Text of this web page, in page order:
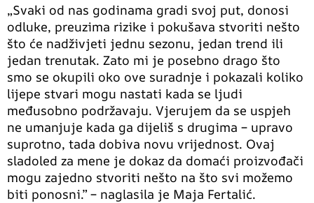
„Svaki od nas godinama gradi svoj put, donosi
odluke, preuzima rizike i pokušava stvoriti nešto
što će nadživjeti jednu sezonu, jedan trend ili
jedan trenutak. Zato mi je posebno drago što
smo se okupili oko ove suradnje i pokazali koliko
lijepe stvari mogu nastati kada se ljudi
međusobno podržavaju. Vjerujem da se uspjeh
ne umanjuje kada ga dijeliš s drugima – upravo
suprotno, tada dobiva novu vrijednost. Ovaj
sladoled za mene je dokaz da domaći proizvođači
mogu zajedno stvoriti nešto na što svi možemo
biti ponosni.” – naglasila je Maja Fertalić.